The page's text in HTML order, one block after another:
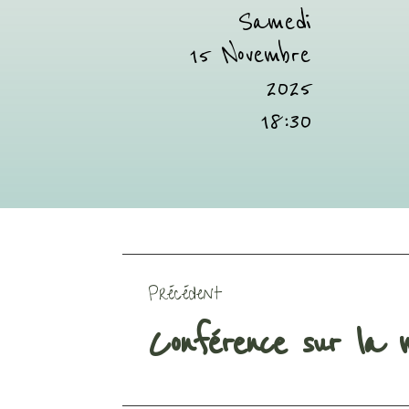
Samedi
15 Novembre
2025
18:30
Précédent
Conférence sur la